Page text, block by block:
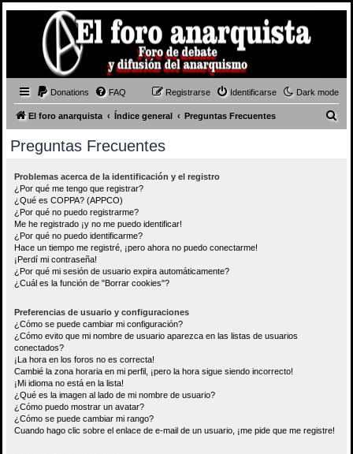
Dark mode
Donations FAQ Identificarse
Registrarse
El foro anarquista Índice general Preguntas Frecuentes
Preguntas Frecuentes
Problemas acerca de la identificación y el registro
¿Por qué me tengo que registrar?
¿Qué es COPPA? (APPCO)
¿Por qué no puedo registrarme?
Me he registrado ¡y no me puedo identificar!
¿Por qué no puedo identificarme?
Hace un tiempo me registré, ¡pero ahora no puedo conectarme!
¡Perdí mi contraseña!
¿Por qué mi sesión de usuario expira automáticamente?
¿Cuál es la función de "Borrar cookies"?
Preferencias de usuario y configuraciones
¿Cómo se puede cambiar mi configuración?
¿Cómo evito que mi nombre de usuario aparezca en las listas de usuarios
conectados?
¡La hora en los foros no es correcta!
Cambié la zona horaria en mi perfil, ¡pero la hora sigue siendo incorrecto!
¡Mi idioma no está en la lista!
¿Qué es la imagen al lado de mi nombre de usuario?
¿Cómo puedo mostrar un avatar?
¿Cómo se puede cambiar mi rango?
Cuando hago clic sobre el enlace de e-mail de un usuario, ¡me pide que me registre!